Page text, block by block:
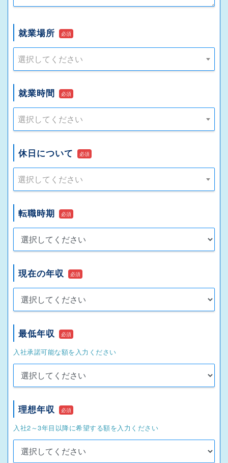
就業場所 必須
選択してください
就業時間 必須
選択してください
休日について 必須
選択してください
転職時期 必須
現在の年収 必須
最低年収 必須
入社承諾可能な額を入力ください
理想年収 必須
入社2～3年目以降に希望する額を入力ください